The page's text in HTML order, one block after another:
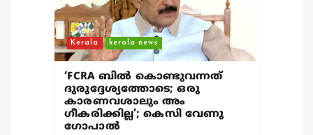
Kerala kerala news
‘FCRA ബിൽ കൊണ്ടുവന്നത്
ദുരുദ്ദേശ്യത്തോടെ; ഒരു
കാരണവശാലും അം​
ഗീകരിക്കില്ല’; കെസി വേണു​
ഗോപാൽ